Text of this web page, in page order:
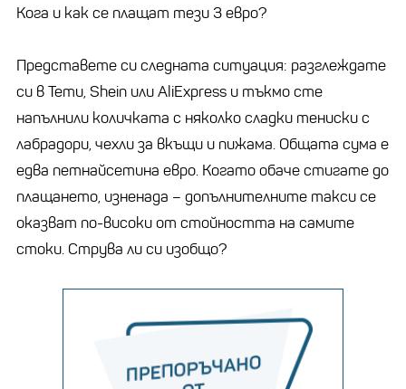
Кога и как се плащат тези 3 евро?
Представете си следната ситуация: разглеждате
си в Temu, Shein или AliExpress и тъкмо сте
напълнили количката с няколко сладки тениски с
лабрадори, чехли за вкъщи и пижама. Общата сума е
едва петнайсетина евро. Когато обаче стигате до
плащането, изненада – допълнителните такси се
оказват по-високи от стойността на самите
стоки. Струва ли си изобщо?